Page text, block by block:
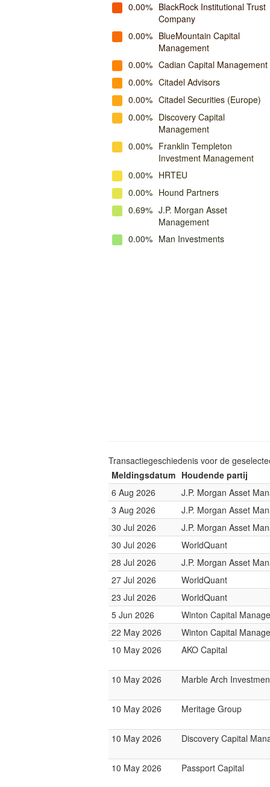
0.00% BlackRock Institutional Trust
Company
0.00% BlueMountain Capital
Management
0.00% Cadian Capital Management
0.00% Citadel Advisors
0.00% Citadel Securities (Europe)
0.00% Discovery Capital
Management
0.00% Franklin Templeton
Investment Management
0.00% HRTEU
0.00% Hound Partners
0.69% J.P. Morgan Asset
Management
0.00% Man Investments
Transactiegeschiedenis voor de
Meldingsdatum Houdende partij
6 Aug 2026
J.P. Morgan Asset
3 Aug 2026
J.P. Morgan Asset
30 Jul 2026
J.P. Morgan Asset
30 Jul 2026
WorldQuant
28 Jul 2026
J.P. Morgan Asset
27 Jul 2026
WorldQuant
23 Jul 2026
WorldQuant
5 Jun 2026
Winton Capital
22 May 2026
Winton Capital
10 May 2026
AKO Capital
10 May 2026 Marble Arch
10 May 2026 Meritage Group
10 May 2026 Discovery Capital
10 May 2026 Passport Capital